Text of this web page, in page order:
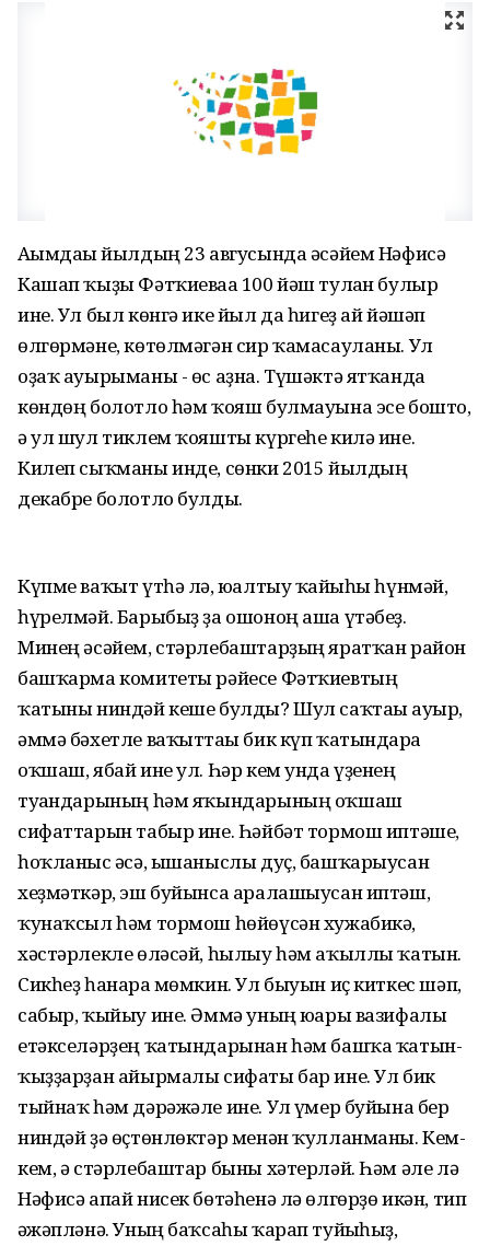
Ағымдағы йылдың 23 авгусында әсәйем Нәфисә
Кашап ҡыҙы Фәтҡиеваға 100 йәш тулған булыр
ине. Ул был көнгә ике йыл да һигеҙ ай йәшәп
өлгөрмәне, көтөлмәгән сир ҡамасауланы. Ул
оҙаҡ ауырыманы - өс аҙна. Түшәктә ятҡанда
көндөң болотло һәм ҡояш булмауына эсе бошто,
ә ул шул тиклем ҡояшты күргеһе килә ине.
Килеп сыҡманы инде, сөнки 2015 йылдың
декабре болотло булды.
Күпме ваҡыт үтһә лә, юғалтыу ҡайғыһы һүнмәй,
һүрелмәй. Барыбыҙ ҙа ошоноң аша үтәбеҙ.
Минең әсәйем, стәрлебаштарҙың яратҡан район
башҡарма комитеты рәйесе Фәтҡиевтың
ҡатыны ниндәй кеше булды? Шул саҡтағы ауыр,
әммә бәхетле ваҡыттағы бик күп ҡатындарға
оҡшаш, ябай ине ул. Һәр кем унда үҙенең
туғандарының һәм яҡындарының оҡшаш
сифаттарын табыр ине. Һәйбәт тормош иптәше,
һоҡланғыс әсә, ышаныслы дуҫ, башҡарыусан
хеҙмәткәр, эш буйынса аралашыусан иптәш,
ҡунаҡсыл һәм тормош һөйөүсән хужабикә,
хәстәрлекле өләсәй, һылыу һәм аҡыллы ҡатын.
Сикһеҙ һанарға мөмкин. Ул быуын иҫ киткес шәп,
сабыр, ҡыйыу ине. Әммә уның юғары вазифалы
етәкселәрҙең ҡатындарынан һәм башҡа ҡатын-
ҡыҙҙарҙан айырмалы сифаты бар ине. Ул бик
тыйнаҡ һәм дәрәжәле ине. Ул ғүмер буйына бер
ниндәй ҙә өҫтөнлөктәр менән ҡулланманы. Кем-
кем, ә стәрлебаштар быны хәтерләй. Һәм әле лә
Нәфисә апай нисек бөтәһенә лә өлгөрҙө икән, тип
ғәжәпләнә. Уның баҡсаһы ҡарап туйғыһыҙ,